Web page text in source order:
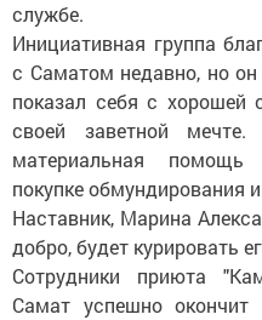
службе.
Инициативная группа
с Саматом недавно, но он
показал себя с хорошей
своей заветной мечте.
материальная помощь
покупке обмундирования
Наставник, Марина
добро, будет курировать
Сотрудники приюта
Самат успешно